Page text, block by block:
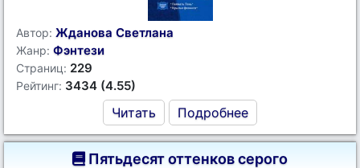
Автор: Жданова Светлана
Жанр: Фэнтези
Страниц: 229
Рейтинг: 3434 (4.55)
Читать Подробнее
Пятьдесят оттенков серого